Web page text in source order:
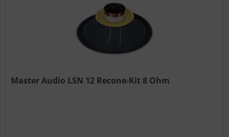
Master Audio LSN 12 Recone-Kit 8 Ohm